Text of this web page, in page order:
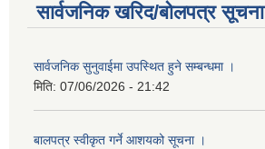
सार्वजनिक खरिद/बोलपत्र सूचना
सार्वजनिक सुनुवाईमा उपस्थित हुने सम्बन्धमा ।
मिति: 07/06/2026 - 21:42
बालपत्र स्वीकृत गर्ने आशयको सूचना ।